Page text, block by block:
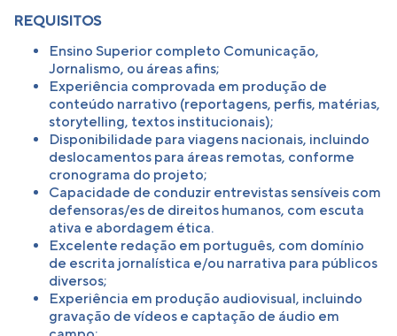
REQUISITOS
Ensino Superior completo Comunicação,
Jornalismo, ou áreas afins;
Experiência comprovada em produção de
conteúdo narrativo (reportagens, perfis, matérias,
storytelling, textos institucionais);
Disponibilidade para viagens nacionais, incluindo
deslocamentos para áreas remotas, conforme
cronograma do projeto;
Capacidade de conduzir entrevistas sensíveis com
defensoras/es de direitos humanos, com escuta
ativa e abordagem ética.
Excelente redação em português, com domínio
de escrita jornalística e/ou narrativa para públicos
diversos;
Experiência em produção audiovisual, incluindo
gravação de vídeos e captação de áudio em